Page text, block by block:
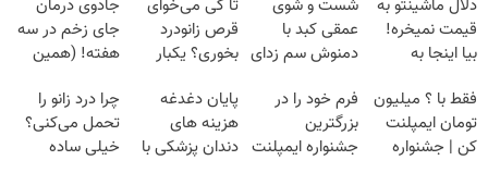
دلال ماشینتو به
قیمت نمیخره!
بیا اینجا به
بفروش*فقط
خریدار واقعی*
شست و شوی
عمقی کبد با
دمنوش سم زدای
تا کی می‌خوای
قرص زانودرد
بخوری؟ یکبار
کن
جادوی درمان
جای زخم در سه
هفته! (همین
صحبت کنید)
فقط با ؟ میلیون
تومان ایمپلنت
کن | جشنواره
فرم خود را در
بزرگترین
جشنواره ایمپلنت
پایان دغدغه
هزینه های
دندان پزشکی با
چرا درد زانو را
تحمل می‌کنی؟
خیلی ساده